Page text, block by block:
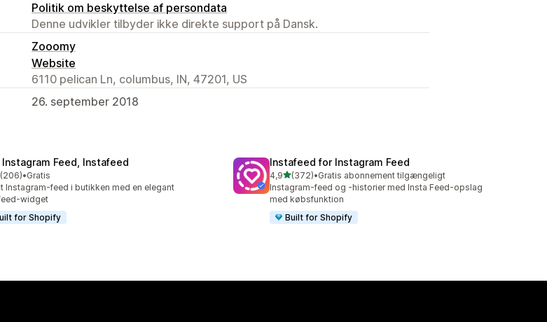
Politik om beskyttelse af persondata
Denne udvikler tilbyder ikke direkte support på Dansk.
Zooomy
Website
6110 pelican Ln, columbus, IN, 47201, US
26. september 2018
Instagram Feed, Instafeed
af 5 stjerner
(206) i alt
•Gratis
Instagram-feed i butikken med en elegant
widget
for Shopify
Instafeed for Instagram Feed
4,9ud af 5 stjerner
(372)
372 anmeldelser i alt
•Gratis abonnement tilgængeligt
Instagram-feed og -historier med Insta Feed-opslag
med købsfunktion
Built for Shopify